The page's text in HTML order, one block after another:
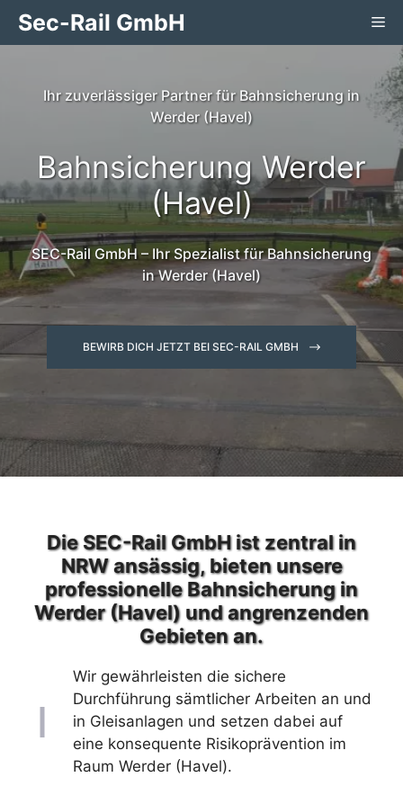
Zum
InhaltSec-Rail GmbH
Ihr zuverlässiger Partner für Bahnsicherung in
Werder (Havel)
Bahnsicherung Werder
(Havel)
SEC-Rail GmbH – Ihr Spezialist für Bahnsicherung
in Werder (Havel)
BEWIRB DICH JETZT BEI SEC-RAIL GMBH
Die SEC-Rail GmbH ist zentral in
NRW ansässig, bieten unsere
professionelle Bahnsicherung in
Werder (Havel) und angrenzenden
Gebieten an.
Wir gewährleisten die sichere
Durchführung sämtlicher Arbeiten an und
in Gleisanlagen und setzen dabei auf
eine konsequente Risikoprävention im
Raum Werder (Havel).